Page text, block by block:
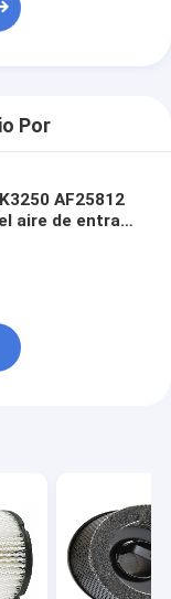
Por
AF25812
aire de entrada